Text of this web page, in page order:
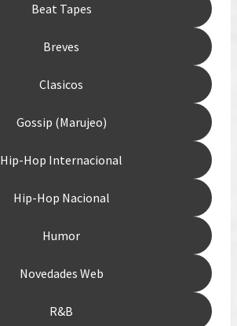
Beat Tapes
Breves
Clasicos
Gossip (Marujeo)
Hip-Hop Internacional
Hip-Hop Nacional
Humor
Novedades Web
R&B